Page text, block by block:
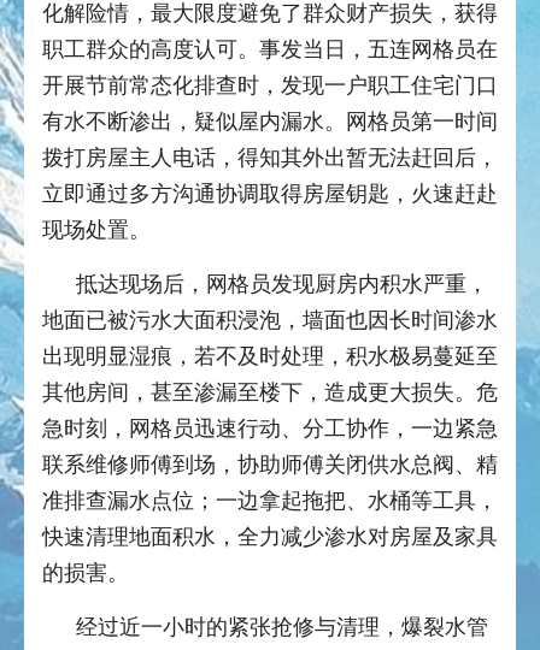
化解险情，最大限度避免了群众财产损失，获得
职工群众的高度认可。事发当日，五连网格员在
开展节前常态化排查时，发现一户职工住宅门口
有水不断渗出，疑似屋内漏水。网格员第一时间
拨打房屋主人电话，得知其外出暂无法赶回后，
立即通过多方沟通协调取得房屋钥匙，火速赶赴
现场处置。
抵达现场后，网格员发现厨房内积水严重，
地面已被污水大面积浸泡，墙面也因长时间渗水
出现明显湿痕，若不及时处理，积水极易蔓延至
其他房间，甚至渗漏至楼下，造成更大损失。危
急时刻，网格员迅速行动、分工协作，一边紧急
联系维修师傅到场，协助师傅关闭供水总阀、精
准排查漏水点位；一边拿起拖把、水桶等工具，
快速清理地面积水，全力减少渗水对房屋及家具
的损害。
经过近一小时的紧张抢修与清理，爆裂水管